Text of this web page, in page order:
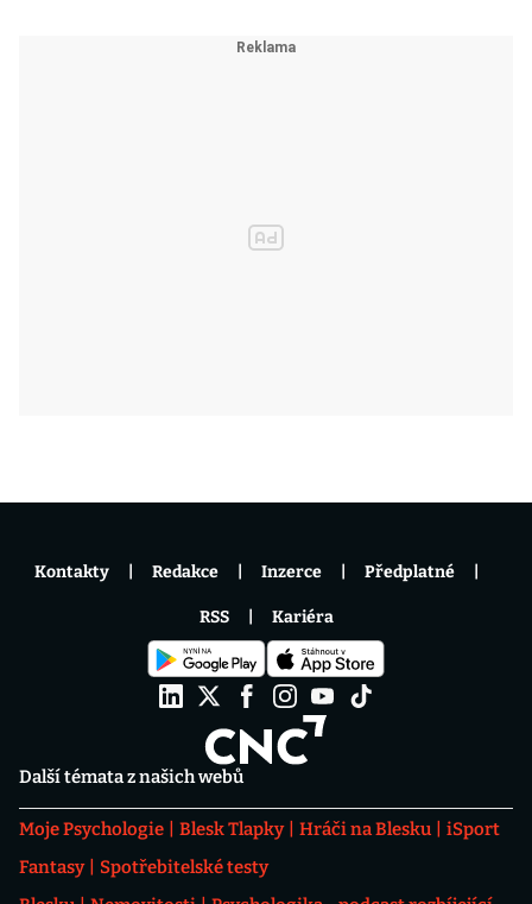
Další témata z našich webů
Moje Psychologie Blesk Tlapky Hráči na Blesku
iSport
Fantasy
Spotřebitelské testy
Kontakty Redakce Inzerce Předplatné
RSS Kariéra